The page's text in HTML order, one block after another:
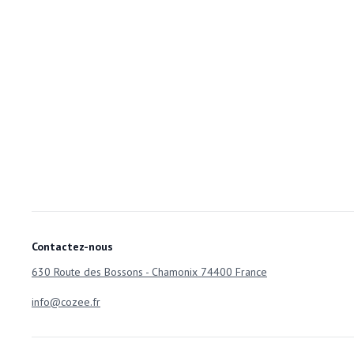
Contactez-nous
630 Route des Bossons - Chamonix 74400 France
info@cozee.fr